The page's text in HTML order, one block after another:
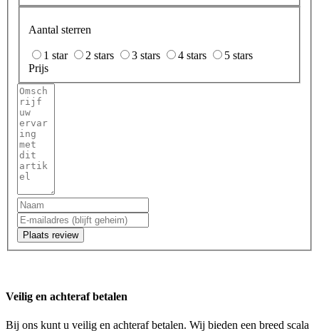
Aantal sterren
1 star 2 stars 3 stars 4 stars
5 stars
Prijs
Plaats review
Veilig en achteraf betalen
Bij ons kunt u veilig en achteraf betalen. Wij bieden een breed scala